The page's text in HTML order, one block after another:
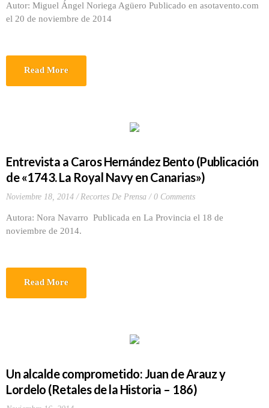
Autor: Miguel Ángel Noriega Agüero Publicado en asotavento.com
el 20 de noviembre de 2014
Read More
Entrevista a Caros Hernández Bento (Publicación
de «1743. La Royal Navy en Canarias»)
Noviembre 18, 2014 Recortes De Prensa 0 Comments
Autora: Nora Navarro Publicada en La Provincia el 18 de
noviembre de 2014.
Read More
Un alcalde comprometido: Juan de Arauz y
Lordelo (Retales de la Historia – 186)